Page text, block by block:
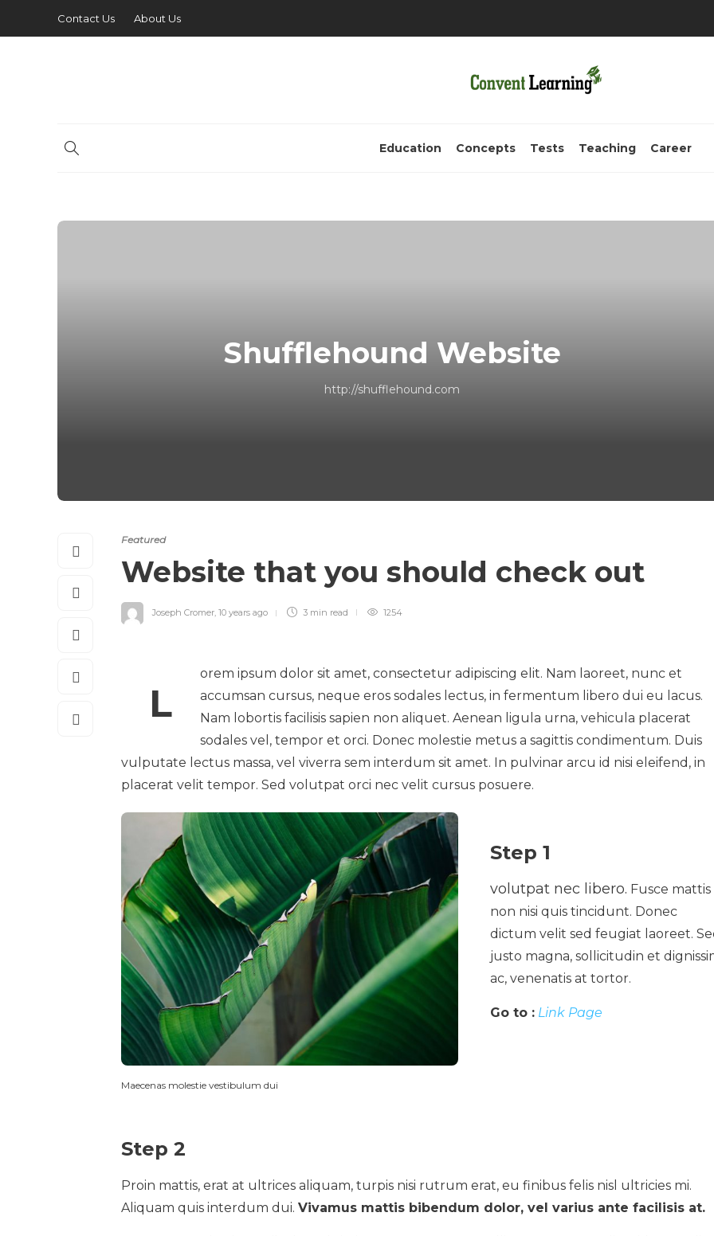
Contact Us About Us
Education Concepts Tests Teaching Career
Shufflehound Website
http://shufflehound.com
Featured
Website that you should check out
Joseph Cromer, 10 years ago 3 min read 1254
L
orem ipsum dolor sit amet, consectetur adipiscing elit. Nam laoreet, nunc et
accumsan cursus, neque eros sodales lectus, in fermentum libero dui eu lacus.
Nam lobortis facilisis sapien non aliquet. Aenean ligula urna, vehicula placerat
sodales vel, tempor et orci. Donec molestie metus a sagittis condimentum. Duis
vulputate lectus massa, vel viverra sem interdum sit amet. In pulvinar arcu id nisi eleifend, in
placerat velit tempor. Sed volutpat orci nec velit cursus posuere.
Maecenas molestie vestibulum dui
Step 1
volutpat nec libero. Fusce mattis
non nisi quis tincidunt. Donec
dictum velit sed feugiat laoreet.
justo magna, sollicitudin et
ac, venenatis at tortor.
Go to : Link Page
Step 2
Proin mattis, erat at ultrices aliquam, turpis nisi rutrum erat, eu finibus felis nisl ultricies mi.
Aliquam quis interdum dui. Vivamus mattis bibendum dolor, vel varius ante facilisis at.